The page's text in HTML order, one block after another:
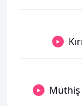
Müthiş